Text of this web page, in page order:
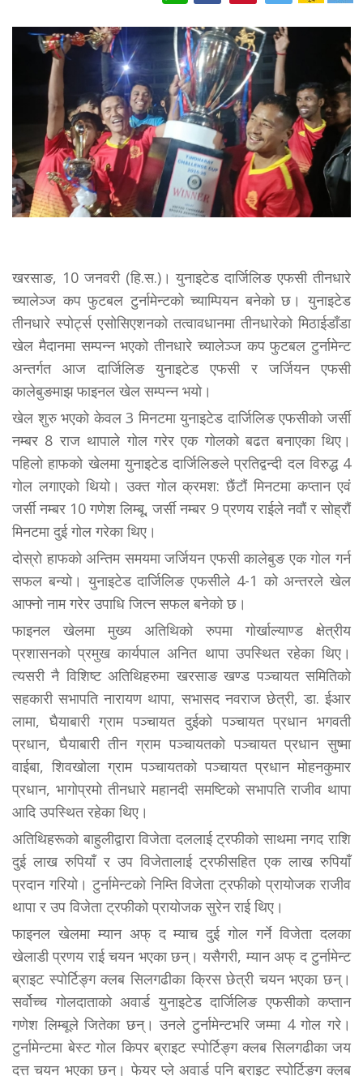
खरसाङ, 10 जनवरी (हि.स.)। युनाइटेड दार्जिलिङ एफसी तीनधारे
च्यालेञ्ज कप फुटबल टुर्नामेन्टको च्याम्पियन बनेको छ। युनाइटेड
तीनधारे स्पोर्ट्स एसोसिएशनको तत्वावधानमा तीनधारेको मिठाईडाँडा
खेल मैदानमा सम्पन्न भएको तीनधारे च्यालेञ्ज कप फुटबल टुर्नामेन्ट
अन्तर्गत आज दार्जिलिङ युनाइटेड एफसी र जर्जियन एफसी
कालेबुङमाझ फाइनल खेल सम्पन्न भयो।
खेल शुरु भएको केवल 3 मिनटमा युनाइटेड दार्जिलिङ एफसीको जर्सी
नम्बर 8 राज थापाले गोल गरेर एक गोलको बढत बनाएका थिए।
पहिलो हाफको खेलमा‌ युनाइटेड दार्जिलिङले‌ प्रतिद्वन्दी दल विरुद्ध 4
गोल लगाएको थियो। उक्त गोल क्रमश: छैंटौं मिनटमा कप्तान एवं
जर्सी नम्बर 10 गणेश लिम्बू, जर्सी नम्बर 9 प्रणय राईले नवौं र सोह्रौं
मिनटमा दुई गोल गरेका थिए।
दोस्रो हाफको अन्तिम समयमा जर्जियन एफसी कालेबुङ एक गोल गर्न
सफल बन्यो। युनाइटेड दार्जिलिङ एफसीले 4-1 को अन्तरले खेल
आफ्नो नाम गरेर उपाधि जित्न सफल बनेको छ।
फाइनल खेलमा‌ मुख्य अतिथिको रुपमा गोर्खाल्याण्ड क्षेत्रीय
प्रशासनको प्रमुख कार्यपाल अनित थापा उपस्थित रहेका थिए।
त्यसरी नै विशिष्ट अतिथिहरुमा खरसाङ खण्ड पञ्चायत समितिको
सहकारी सभापति नारायण थापा, सभासद नवराज छेत्री, डा. ईआर
लामा, घैयाबारी ग्राम पञ्चायत दुईको पञ्चायत प्रधान भगवती
प्रधान, घैयाबारी तीन ग्राम पञ्चायतको पञ्चायत प्रधान सुष्मा
वाईबा, शिवखोला ग्राम पञ्चायतको पञ्चायत प्रधान मोहनकुमार
प्रधान, भागोप्रमो तीनधारे महानदी समष्टिको सभापति राजीव थापा
आदि उपस्थित रहेका थिए।
अतिथिहरूको बाहुलीद्वारा विजेता दललाई ट्रफीको साथमा नगद राशि
दुई लाख रुपियाँ र उप विजेतालाई ट्रफीसहित एक लाख रुपियाँ
प्रदान गरियो। टुर्नामेन्टको निम्ति विजेता ट्रफीको प्रायोजक राजीव
थापा र उप विजेता ट्रफीको प्रायोजक सुरेन राई थिए।
फाइनल खेलमा‌ म्यान अफ् द म्याच दुई गोल गर्ने विजेता दलका
खेलाडी प्रणय राई चयन भएका छन्। यसैगरी, म्यान अफ् द टुर्नामेन्ट
ब्राइट स्पोर्टिङ्ग क्लब सिलगढीका क्रिस छेत्री चयन भएका छन्।
सर्वोच्च गोलदाताको अवार्ड युनाइटेड दार्जिलिङ एफसीको कप्तान
गणेश लिम्बूले जितेका छन्। उनले टुर्नामेन्टभरि जम्मा 4 गोल गरे।
टुर्नामेन्टमा बेस्ट गोल किपर ब्राइट स्पोर्टिङ्ग क्लब सिलगढीका जय
दत्त चयन भएका छन्‌। फेयर प्ले अवार्ड पनि ब्राइट स्पोर्टिङ्ग क्लब